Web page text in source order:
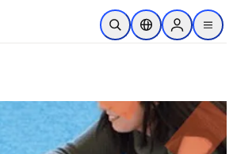
メインのコンテンツにスキップ
検索を開くロケーションセレ
Sign in to
menu